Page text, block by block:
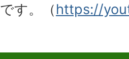
す。（https://